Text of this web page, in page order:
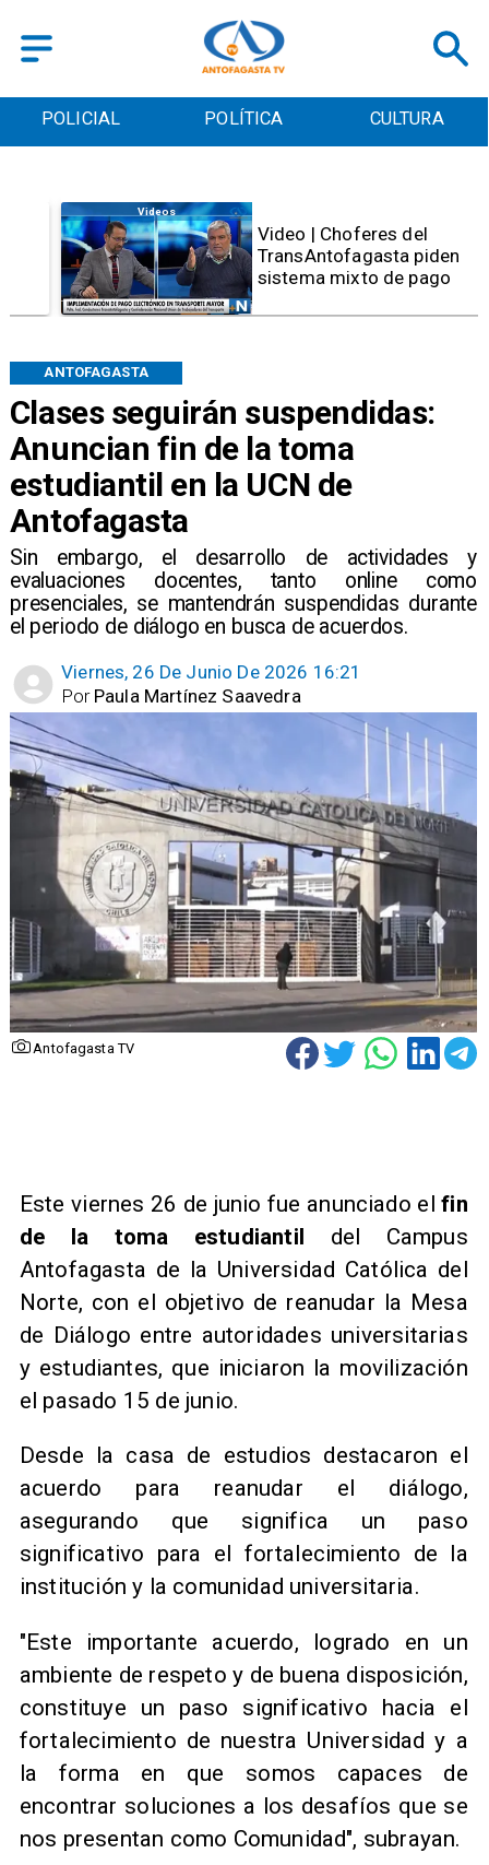
POLICIAL POLÍTICA CULTURA
Clases seguirán suspendidas:
Anuncian fin de la toma
estudiantil en la UCN de
Antofagasta
Sin embargo, el desarrollo de actividades y
evaluaciones docentes, tanto online como
presenciales, se mantendrán suspendidas durante
el periodo de diálogo en busca de acuerdos.
ANTOFAGASTA
Viernes, 26 De Junio De 2026 16:21
Paula Martínez Saavedra
Por
Antofagasta TV
Videos
Video | Choferes del
TransAntofagasta piden
sistema mixto de pago
Este viernes 26 de junio fue anunciado elfin
de la toma estudiantil del Campus
Antofagasta de la Universidad Católica del
Norte, con el objetivo de reanudar la Mesa
de Diálogo entre autoridades universitarias
y estudiantes, que iniciaron la movilización
el pasado 15 de junio.
Desde la casa de estudios destacaron el
acuerdo para reanudar el diálogo,
asegurando que significa un paso
significativo para el fortalecimiento de la
institución y la comunidad universitaria.
"Este importante acuerdo, logrado en un
ambiente de respeto y de buena disposición,
constituye un paso significativo hacia el
fortalecimiento de nuestra Universidad y a
la forma en que somos capaces de
encontrar soluciones a los desafíos que se
nos presentan como Comunidad", subrayan.